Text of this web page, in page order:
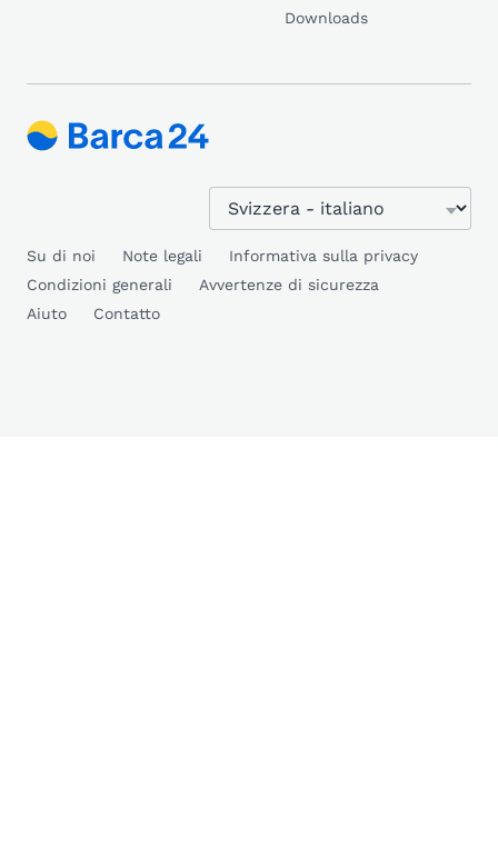
Downloads
Su di noi Note legali
Informativa sulla privacy
Condizioni generali
Avvertenze di sicurezza
Aiuto
Contatto